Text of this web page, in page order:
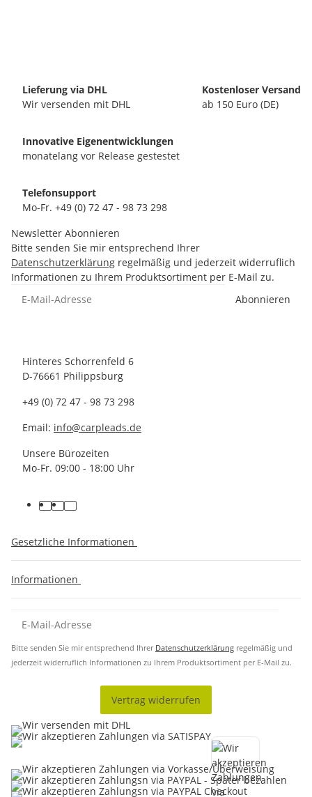
Lieferung via DHL
Wir versenden mit DHL
Kostenloser Versand
ab 150 Euro (DE)
Innovative Eigenentwicklungen
monatelang vor Release gestestet
Telefonsupport
Mo-Fr. +49 (0) 72 47 - 98 73 298
Newsletter Abonnieren
Bitte senden Sie mir entsprechend Ihrer
Datenschutzerklärung regelmäßig und jederzeit widerruflich
Informationen zu Ihrem Produktsortiment per E-Mail zu.
Abonnieren
Hinteres Schorrenfeld 6
D-76661 Philippsburg
+49 (0) 72 47 - 98 73 298
Email: info@carpleads.de
Unsere Bürozeiten
Mo-Fr. 09:00 - 18:00 Uhr
Gesetzliche Informationen
Informationen
Bitte senden Sie mir entsprechend Ihrer Datenschutzerklärung regelmäßig und
jederzeit widerruflich Informationen zu Ihrem Produktsortiment per E-Mail zu.
Vertrag widerrufen